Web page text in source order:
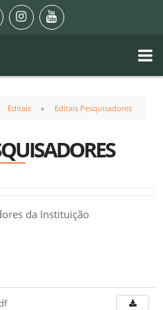
Editais Editais Pesquisadores
da Instituição